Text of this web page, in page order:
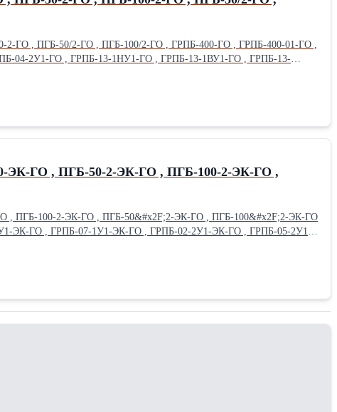
2-ГО , ПГБ-50/2-ГО , ПГБ-100/2-ГО , ГРПБ-400-ГО , ГРПБ-400-01-ГО ,
04-2У1-ГО , ГРПБ-13-1НУ1-ГО , ГРПБ-13-1ВУ1-ГО , ГРПБ-13-
2НВУ1-ГО , ГРПБ-15-2НУ1-ГО , ГРПБ-15-2ВУ1-ГО , ГРПБ-16-
ЭК-ГО , ПГБ-50-2-ЭК-ГО , ПГБ-100-2-ЭК-ГО ,
, ПГБ-100-2-ЭК-ГО , ПГБ-50&#x2F;2-ЭК-ГО , ПГБ-100&#x2F;2-ЭК-ГО
ЭК-ГО , ГРПБ-07-1У1-ЭК-ГО , ГРПБ-02-2У1-ЭК-ГО , ГРПБ-05-2У1-
, ГРПБ-13-2НВУ1-ЭК-ГО , ГРПБ-13-2НУ1-ЭК-ГО , ГРПБ-13-2ВУ1-
ГО , ГРПБ-15-2ВУ1-ЭК-ГО , ГРПБ-16-1НУ1-ЭК-ГО , ГРПБ-16-1ВУ1-
, ПГБ-100-СГ-ЭК-ГО , ПГБ-50-2-СГ-ЭК-ГО , ПГБ-100-2-СГ-ЭК-ГО ,
ГО , ГРПБ-01-1У1-СГ-ЭК-ГО , ГРПБ-07-1У1-СГ-ЭК-ГО , ГРПБ-02-
13-1НУ1-СГ-ЭК-ГО , ГРПБ-13-1ВУ1-СГ-ЭК-ГО , ГРПБ-13-2НВУ1-